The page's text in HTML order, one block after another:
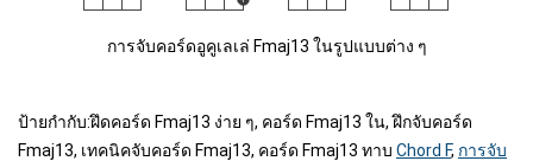
การจับคอร์ดอูคูเลเล่ Fmaj13 ในรูปแบบต่าง ๆ
ป้ายกำกับ:ฝึดคอร์ด Fmaj13 ง่าย ๆ, คอร์ด Fmaj13 ใน, ฝึกจับคอร์ด
Fmaj13, เทคนิคจับคอร์ด Fmaj13, คอร์ด Fmaj13 ทาบ Chord F, การจับ